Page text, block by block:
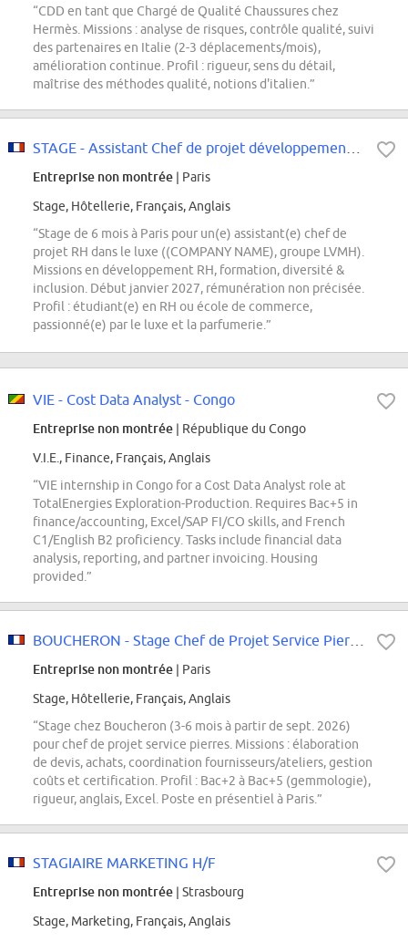
“CDD en tant que Chargé de Qualité Chaussures chez
Hermès. Missions : analyse de risques, contrôle qualité, suivi
des partenaires en Italie (2-3 déplacements/mois),
amélioration continue. Profil : rigueur, sens du détail,
maîtrise des méthodes qualité, notions d'italien.”
Entreprise non montrée | Paris
Stage, Hôtellerie, Français, Anglais
“Stage de 6 mois à Paris pour un(e) assistant(e) chef de
projet RH dans le luxe ((COMPANY NAME), groupe LVMH).
Missions en développement RH, formation, diversité &
inclusion. Début janvier 2027, rémunération non précisée.
Profil : étudiant(e) en RH ou école de commerce,
passionné(e) par le luxe et la parfumerie.”
VIE - Cost Data Analyst - Congo
Entreprise non montrée | République du Congo
V.I.E., Finance, Français, Anglais
“VIE internship in Congo for a Cost Data Analyst role at
TotalEnergies Exploration-Production. Requires Bac+5 in
finance/accounting, Excel/SAP FI/CO skills, and French
C1/English B2 proficiency. Tasks include financial data
analysis, reporting, and partner invoicing. Housing
provided.”
Entreprise non montrée | Paris
Stage, Hôtellerie, Français, Anglais
“Stage chez Boucheron (3-6 mois à partir de sept. 2026)
pour chef de projet service pierres. Missions : élaboration
de devis, achats, coordination fournisseurs/ateliers, gestion
coûts et certification. Profil : Bac+2 à Bac+5 (gemmologie),
rigueur, anglais, Excel. Poste en présentiel à Paris.”
STAGIAIRE MARKETING H/F
Entreprise non montrée | Strasbourg
Stage, Marketing, Français, Anglais